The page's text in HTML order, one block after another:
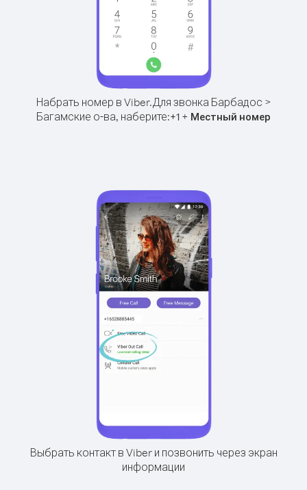
Набрать номер в Viber.Для звонка Барбадос >
Багамские о-ва, наберите:+1 + Местный номер
Выбрать контакт в Viber и позвонить через экран
информации